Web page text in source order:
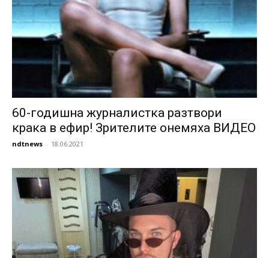
60-годишна журналистка разтвори
крака в ефир! Зрителите онемяха ВИДЕО
ndtnews - 18.06.2021